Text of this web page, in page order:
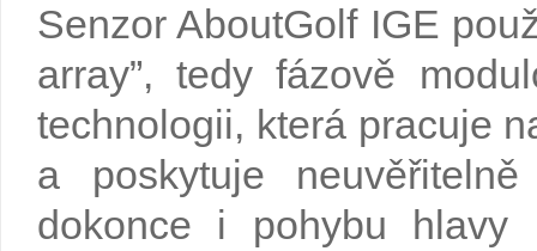
Senzor AboutGolf IGE
array”, tedy fázově
technologii, která pracuje
a poskytuje
dokonce i pohybu hlavy